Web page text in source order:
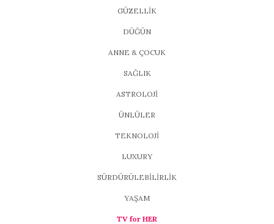
GÜZELLİK
DÜĞÜN
ANNE & ÇOCUK
SAĞLIK
ASTROLOJİ
ÜNLÜLER
TEKNOLOJİ
LUXURY
SÜRDÜRÜLEBİLİRLİK
YAŞAM
TV for HER